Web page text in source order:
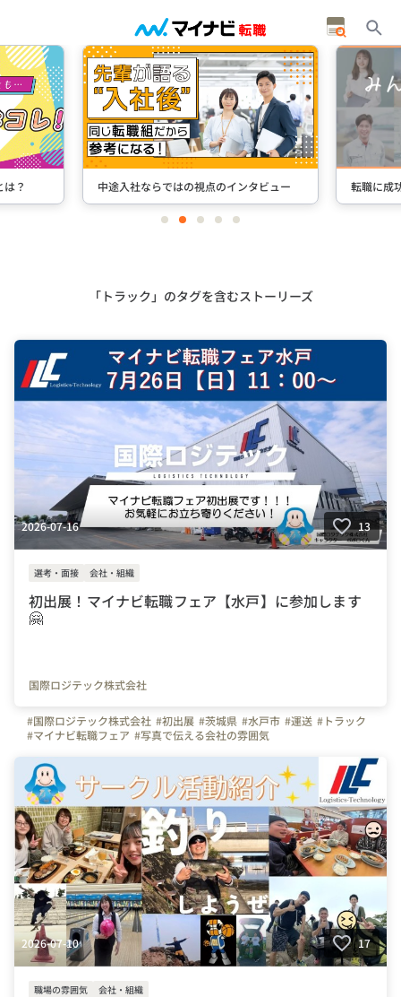
ュー 転職に成功した先輩たちのインタビュー ＋
itemitemitemitemitem
「トラック」のタグを含むストーリーズ
2026-07-16 13
選考・面接 会社・組織
初出展！マイナビ転職フェア【水戸】に参加します
🤗
国際ロジテック株式会社
#国際ロジテック株式会社 #初出展 #茨城県 #水戸市 #運送 #トラック
#マイナビ転職フェア #写真で伝える会社の雰囲気
2026-07-10 17
職場の雰囲気 会社・組織